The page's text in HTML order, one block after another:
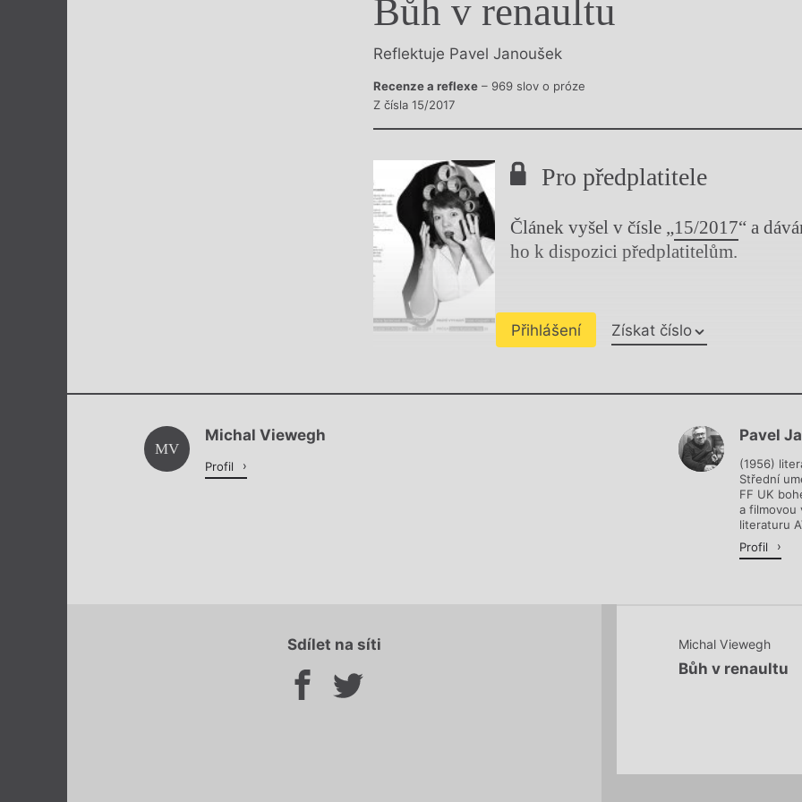
Výroční cenyBůh v renaultu
Reflektuje Pavel Janoušek
Recenze a reflexe – 969 slov o próze
Z čísla 15/2017
Pro předplatitele
Článek vyšel v čísle „15/2017“ a
ho k dispozici předplatitelům.
Přihlášení Získat číslo
Chviličku.
MV
Michal Viewegh
Profil
Pavel
(1956)
Střední
FF UK
a filmovou
literaturu
Profil
Sdílet na síti Michal Viewegh
Bůh v renaultu